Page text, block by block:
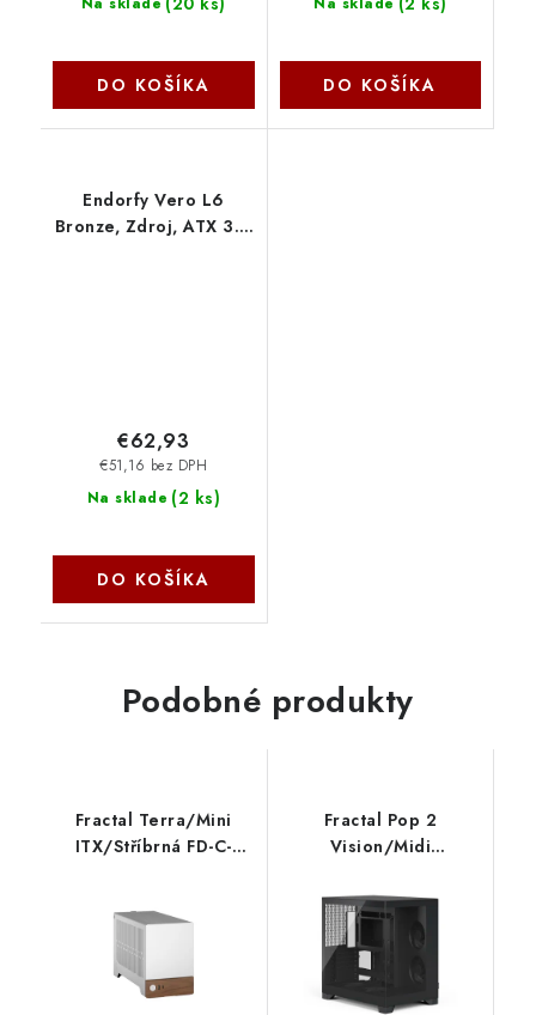
DO KOŠÍKA DO KOŠÍKA
Endorfy Vero L6
Bronze, Zdroj, ATX 3.1,
Na sklade (2 ks)
€51,16 bez DPH
€62,93
DO KOŠÍKA
Podobné produkty
Fractal Terra/Mini
ITX/Stříbrná FD-C-
Fractal Pop 2
Vision/Midi
Čierna FD-C-POV2A-01
Fractal Design